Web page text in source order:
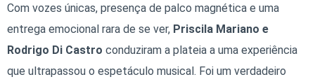
Com vozes únicas, presença de palco magnética e uma
entrega emocional rara de se ver, Priscila Mariano e
Rodrigo Di Castro conduziram a plateia a uma experiência
que ultrapassou o espetáculo musical. Foi um verdadeiro